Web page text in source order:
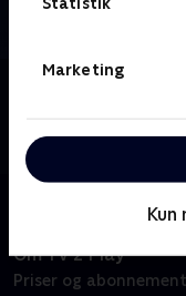
Marketing
Kun
nogle helt særlige
Om TV 2 Play
Priser og abonnement